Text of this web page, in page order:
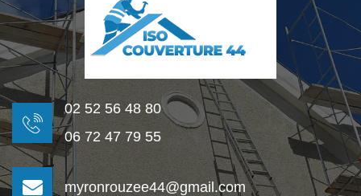
02 52 56 48 80
06 72 47 79 55
myronrouzee44@gmail.com